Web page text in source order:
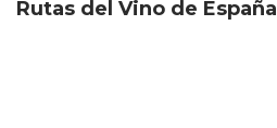
Rutas del Vino de España